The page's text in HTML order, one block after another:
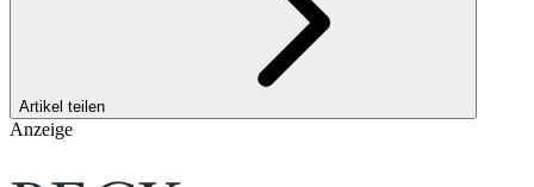
Artikel teilen
Anzeige